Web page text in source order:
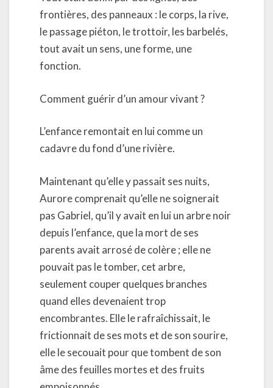
frontières, des panneaux : le corps, la rive,
le passage piéton, le trottoir, les barbelés,
tout avait un sens, une forme, une
fonction.
Comment guérir d’un amour vivant ?
L’enfance remontait en lui comme un
cadavre du fond d’une rivière.
Maintenant qu’elle y passait ses nuits,
Aurore comprenait qu’elle ne soignerait
pas Gabriel, qu’il y avait en lui un arbre noir
depuis l’enfance, que la mort de ses
parents avait arrosé de colère ; elle ne
pouvait pas le tomber, cet arbre,
seulement couper quelques branches
quand elles devenaient trop
encombrantes. Elle le rafraîchissait, le
frictionnait de ses mots et de son sourire,
elle le secouait pour que tombent de son
âme des feuilles mortes et des fruits